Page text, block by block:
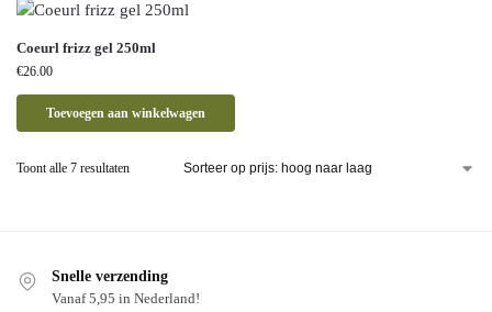
Coeurl frizz gel 250ml
€26.00
Toevoegen aan winkelwagen
Toont alle 7 resultaten
Snelle verzending
Vanaf 5,95 in Nederland!